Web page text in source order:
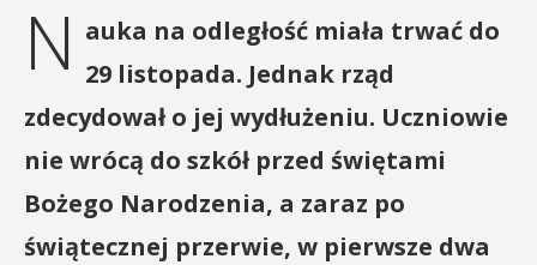
N auka na odległość miała trwać do
29 listopada. Jednak rząd
zdecydował o jej wydłużeniu. Uczniowie
nie wrócą do szkół przed świętami
Bożego Narodzenia, a zaraz po
świątecznej przerwie, w pierwsze dwa